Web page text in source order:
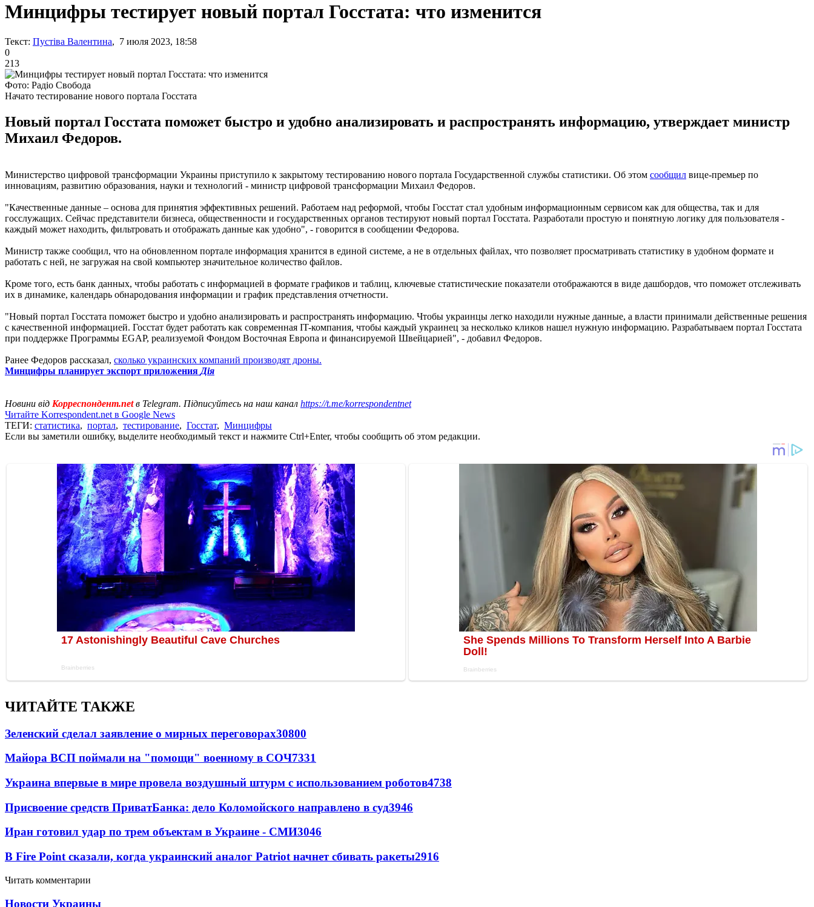
Минцифры тестирует новый портал Госстата: что изменится
Текст: Пустіва Валентина, 7 июля 2023, 18:58
0
213
Фото: Радіо Свобода
Начато тестирование нового портала Госстата
Новый портал Госстата поможет быстро и удобно анализировать и распространять информацию, утверждает министр
Михаил Федоров.
Министерство цифровой трансформации Украины приступило к закрытому тестированию нового портала Государственной службы статистики. Об этом сообщил вице-премьер по
инновациям, развитию образования, науки и технологий - министр цифровой трансформации Михаил Федоров.
"Качественные данные – основа для принятия эффективных решений. Работаем над реформой, чтобы Госстат стал удобным информационным сервисом как для общества, так и для
госслужащих. Сейчас представители бизнеса, общественности и государственных органов тестируют новый портал Госстата. Разработали простую и понятную логику для пользователя -
каждый может находить, фильтровать и отображать данные как удобно", - говорится в сообщении Федорова.
Министр также сообщил, что на обновленном портале информация хранится в единой системе, а не в отдельных файлах, что позволяет просматривать статистику в удобном формате и
работать с ней, не загружая на свой компьютер значительное количество файлов.
Кроме того, есть банк данных, чтобы работать с информацией в формате графиков и таблиц, ключевые статистические показатели отображаются в виде дашбордов, что поможет отслеживать
их в динамике, календарь обнародования информации и график представления отчетности.
"Новый портал Госстата поможет быстро и удобно анализировать и распространять информацию. Чтобы украинцы легко находили нужные данные, а власти принимали действенные решения
с качественной информацией. Госстат будет работать как современная IT-компания, чтобы каждый украинец за несколько кликов нашел нужную информацию. Разрабатываем портал Госстата
при поддержке Программы EGAP, реализуемой Фондом Восточная Европа и финансируемой Швейцарией", - добавил Федоров.
Ранее Федоров рассказал, сколько украинских компаний производят дроны.
Минцифры планирует экспорт приложения Дія
Новини від Корреспондент.netв Telegram. Підписуйтесь на наш канал https://t.me/korrespondentnet
Читайте Korrespondent.net в Google News
ТЕГИ: статистика, портал, тестирование, Госстат, Минцифры
Если вы заметили ошибку, выделите необходимый текст и нажмите Ctrl+Enter, чтобы сообщить об этом редакции.
ЧИТАЙТЕ ТАКЖЕ
Зеленский сделал заявление о мирных переговорах30800
Майора ВСП поймали на "помощи" военному в СОЧ7331
Украина впервые в мире провела воздушный штурм с использованием роботов4738
Присвоение средств ПриватБанка: дело Коломойского направлено в суд3946
Иран готовил удар по трем объектам в Украине - СМИ3046
В Fire Point сказали, когда украинский аналог Patriot начнет сбивать ракеты2916
Читать комментарии
Новости Украины